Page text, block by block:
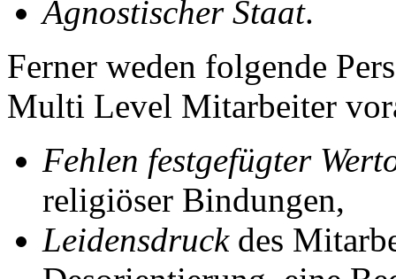
Agnostischer Staat.
Ferner weden folgende
Multi Level Mitarbeiter
Fehlen festgefügter
religiöser Bindungen,
Leidensdruckdes